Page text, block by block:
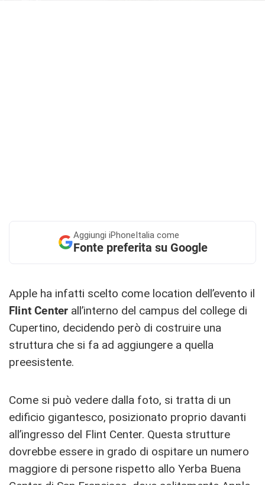
Aggiungi iPhoneItalia come
Fonte preferita su Google
Apple ha infatti scelto come location dell’evento il
Flint Center all’interno del campus del college di
Cupertino, decidendo però di costruire una
struttura che si fa ad aggiungere a quella
preesistente.
Come si può vedere dalla foto, si tratta di un
edificio gigantesco, posizionato proprio davanti
all’ingresso del Flint Center. Questa strutture
dovrebbe essere in grado di ospitare un numero
maggiore di persone rispetto allo Yerba Buena